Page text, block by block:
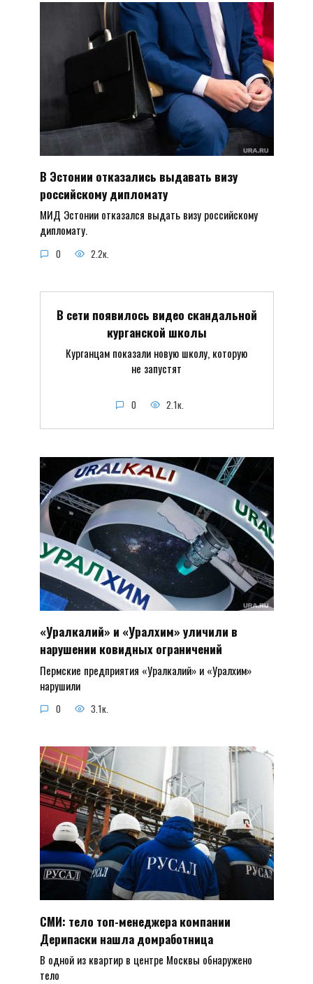
В Эстонии отказались выдавать визу
российскому дипломату
МИД Эстонии отказался выдать визу российскому
дипломату.
0 2.2к.
В сети появилось видео скандальной
курганской школы
Курганцам показали новую школу, которую
не запустят
0 2.1к.
«Уралкалий» и «Уралхим» уличили в
нарушении ковидных ограничений
Пермские предприятия «Уралкалий» и «Уралхим»
нарушили
0 3.1к.
СМИ: тело топ-менеджера компании
Дерипаски нашла домработница
В одной из квартир в центре Москвы обнаружено
тело